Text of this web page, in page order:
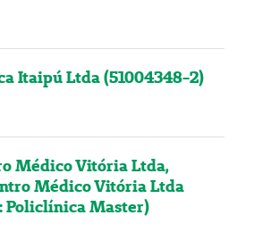
Itaipú Ltda (51004348-2)
Médico Vitória Ltda,
Médico Vitória Ltda
Policlínica Master)